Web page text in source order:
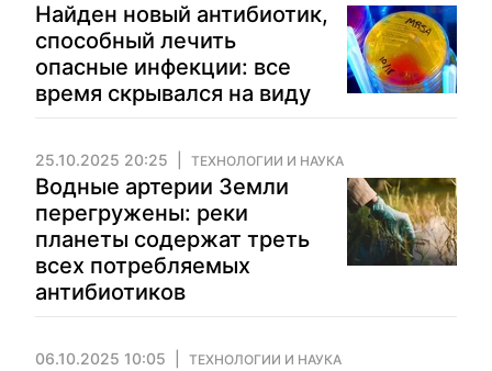
Найден новый антибиотик,
способный лечить
опасные инфекции: все
время скрывался на виду
25.10.2025 20:25 ТЕХНОЛОГИИ И НАУКА
Водные артерии Земли
перегружены: реки
планеты содержат треть
всех потребляемых
антибиотиков
06.10.2025 10:05 ТЕХНОЛОГИИ И НАУКА